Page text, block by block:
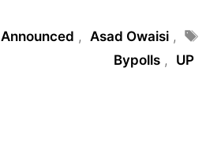
Tags
Announced , Asad Owaisi ,
Bypolls , UP